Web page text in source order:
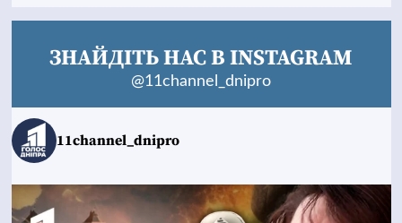
ЗНАЙДІТЬ НАС В INSTAGRAM
@11channel_dnipro
11channel_dnipro